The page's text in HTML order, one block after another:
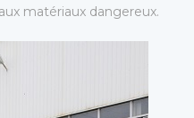
matériaux dangereux.